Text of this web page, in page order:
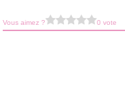
Vous aimez ? 0 vote